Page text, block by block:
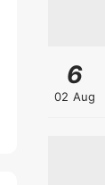
6
02 Aug